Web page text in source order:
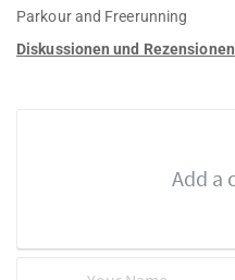
Parkour and Freerunning
Diskussionen und Rezensionen